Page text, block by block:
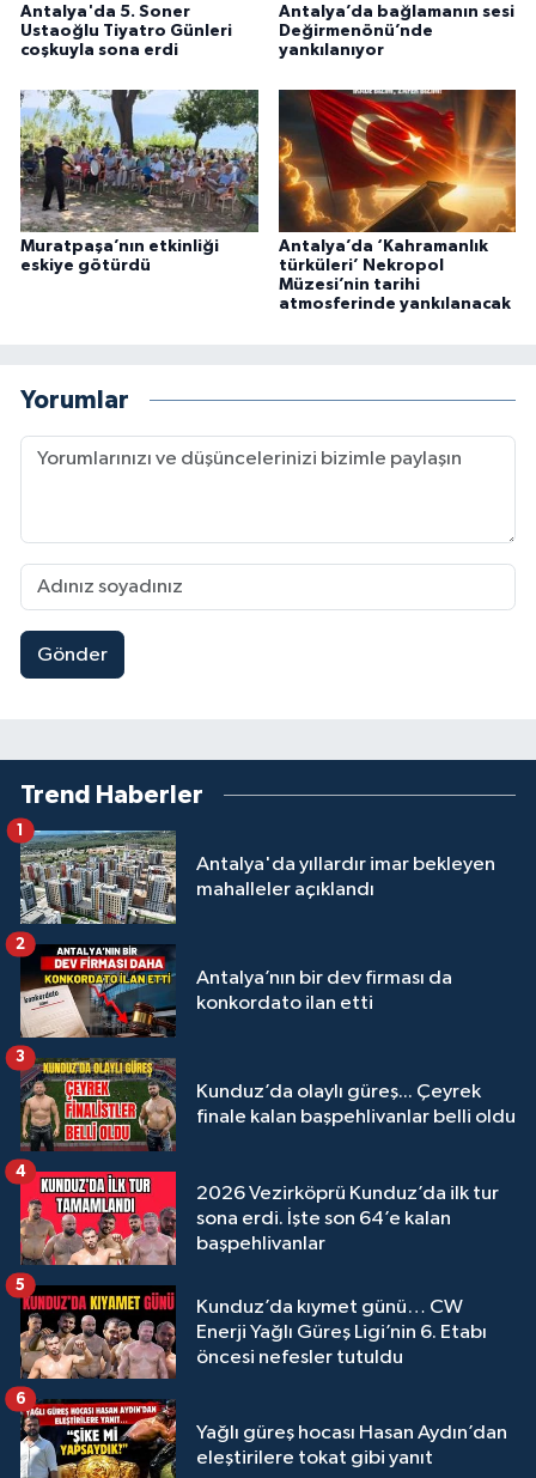
Antalya'da 5. Soner
Ustaoğlu Tiyatro Günleri
coşkuyla sona erdi
Antalya’da bağlamanın sesi
Değirmenönü’nde
yankılanıyor
Muratpaşa’nın etkinliği
eskiye götürdü
Antalya’da ‘Kahramanlık
türküleri’ Nekropol
Müzesi’nin tarihi
atmosferinde yankılanacak
Yorumlar
Gönder
Trend Haberler
Antalya'da yıllardır imar bekleyen
mahalleler açıklandı
1
Antalya’nın bir dev firması da
konkordato ilan etti
2
Kunduz’da olaylı güreş... Çeyrek
finale kalan başpehlivanlar belli oldu
3
2026 Vezirköprü Kunduz’da ilk tur
sona erdi. İşte son 64’e kalan
başpehlivanlar
4
Kunduz’da kıymet günü… CW
Enerji Yağlı Güreş Ligi’nin 6. Etabı
öncesi nefesler tutuldu
5
Yağlı güreş hocası Hasan Aydın’dan
eleştirilere tokat gibi yanıt
6